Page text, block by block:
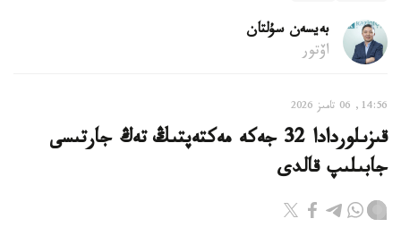
بەيسەن سۇلتان
اۆتور
14:56, 06 تامىز 2026
قىزىلوردادا 32 جەكە مەكتەپتىڭ تەڭ جارتىسى
جابىلىپ قالدى